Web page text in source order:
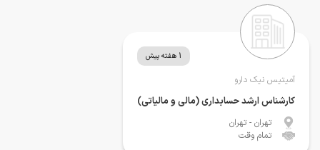
1 هفته پیش
آمیتیس نیک دارو
کارشناس ارشد حسابداری (مالی و مالیاتی)
تهران - تهران
تمام وقت